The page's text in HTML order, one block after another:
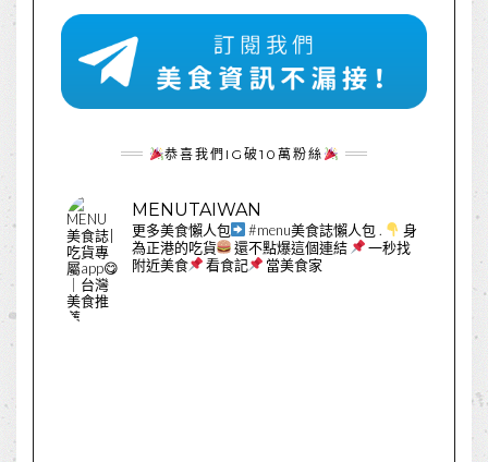
恭喜我們IG破10萬粉絲
MENUTAIWAN
更多美食懶人包 #menu美食誌懶人包 .
身
為正港的吃貨
還不點爆這個連結
一秒找
附近美食
看食記 當美食家